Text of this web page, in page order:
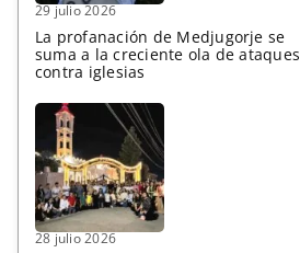
29 julio 2026
La profanación de Medjugorje se
suma a la creciente ola de ataques
contra iglesias
28 julio 2026